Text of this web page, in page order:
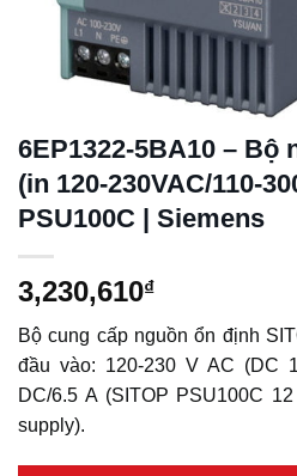
6EP1322-5BA10 – Bộ
(in 120-230VAC/110-
PSU100C | Siemens
3,230,610₫
Bộ cung cấp nguồn ổn định
đầu vào: 120-230 V AC (DC
DC/6.5 A (SITOP PSU100C
supply).